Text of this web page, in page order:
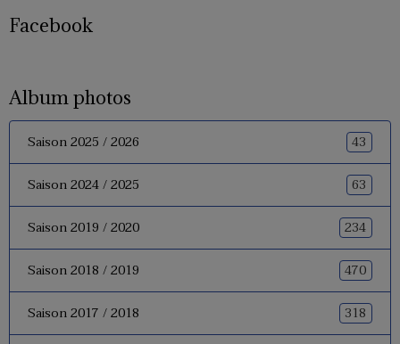
Facebook
Album photos
Saison 2025 / 2026 43
Saison 2024 / 2025 63
Saison 2019 / 2020 234
Saison 2018 / 2019 470
Saison 2017 / 2018 318